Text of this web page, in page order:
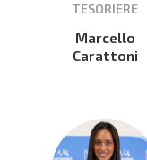
TESORIERE
Marcello
Carattoni